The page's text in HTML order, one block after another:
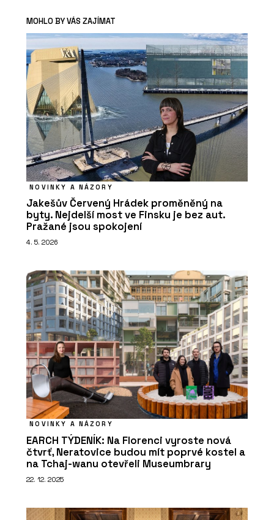
MOHLO BY VÁS ZAJÍMAT
NOVINKY A NÁZORY
Jakešův Červený Hrádek proměněný na
byty. Nejdelší most ve Finsku je bez aut.
Pražané jsou spokojení
4. 5. 2026
NOVINKY A NÁZORY
EARCH TÝDENÍK: Na Florenci vyroste nová
čtvrť, Neratovice budou mít poprvé kostel a
na Tchaj-wanu otevřeli Museumbrary
22. 12. 2025